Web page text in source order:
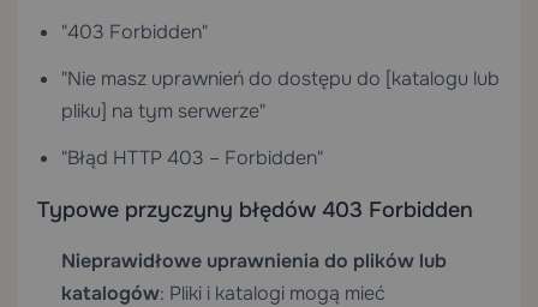
"403 Forbidden"
"Nie masz uprawnień do dostępu do [katalogu lub
pliku] na tym serwerze"
"Błąd HTTP 403 – Forbidden"
Typowe przyczyny błędów 403 Forbidden
Nieprawidłowe uprawnienia do plików lub
katalogów: Pliki i katalogi mogą mieć